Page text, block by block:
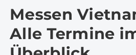
Messen
Alle Termine